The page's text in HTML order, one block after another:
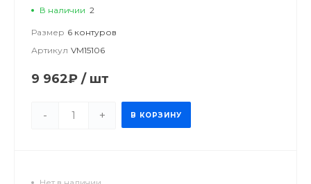
В наличии 2
Размер 6 контуров
Артикул VM15106
9 962₽ / шт
- + В КОРЗИНУ